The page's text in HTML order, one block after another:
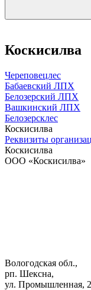
Коскисилва
Череповецлес
Бабаевский ЛПХ
Белозерский ЛПХ
Вашкинский ЛПХ
Белозерсклес
Коскисилва
Реквизиты
Коскисилва
ООО «Коскисилва»
Вологодская обл.,
рп. Шексна,
ул. Промышленная, 2